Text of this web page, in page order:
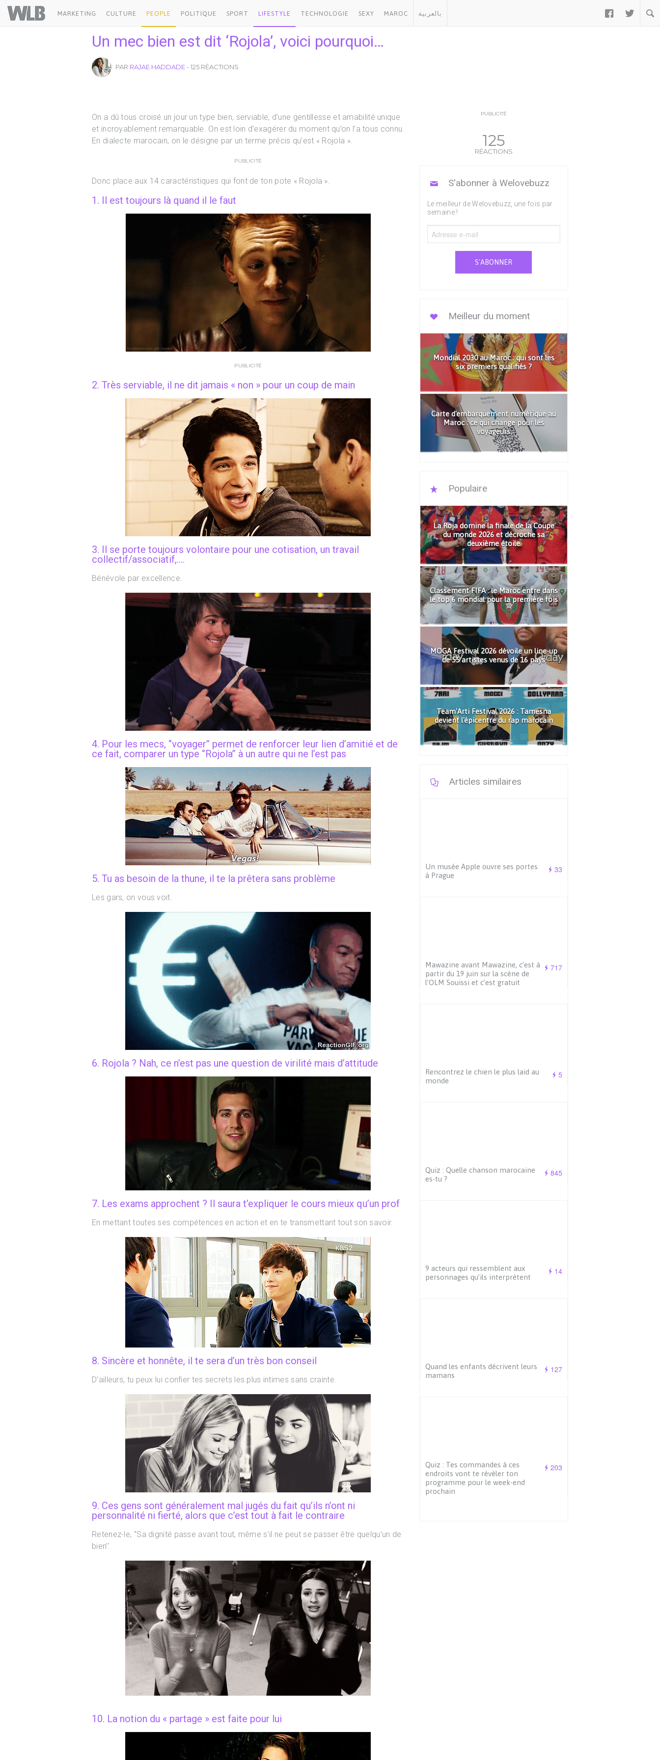
Welovebuzz
MARKETING CULTURE PEOPLE POLITIQUE SPORT LIFESTYLE TECHNOLOGIE SEXY MAROC بالعربية  
Un mec bien est dit ‘Rojola’, voici pourquoi…
PAR RAJAE HADDADE - 125 RÉACTIONS
On a dû tous croisé un jour un type bien, serviable, d’une gentillesse et amabilité unique
et incroyablement remarquable. On est loin d’exagérer du moment qu’on l’a tous connu.
En dialecte marocain, on le désigne par un terme précis qu’est « Rojola ».
PUBLICITÉ
Donc place aux 14 caractéristiques qui font de ton pote « Rojola ».
1. Il est toujours là quand il le faut
PUBLICITÉ
2. Très serviable, il ne dit jamais « non » pour un coup de main
3. Il se porte toujours volontaire pour une cotisation, un travail
collectif/associatif,….
Bénévole par excellence.
4. Pour les mecs, ‘’voyager’’ permet de renforcer leur lien d’amitié et de
ce fait, comparer un type ‘’Rojola’’ à un autre qui ne l’est pas
5. Tu as besoin de la thune, il te la prêtera sans problème
Les gars, on vous voit.
6. Rojola ? Nah, ce n’est pas une question de virilité mais d’attitude
7. Les exams approchent ? Il saura t’expliquer le cours mieux qu’un prof
En mettant toutes ses compétences en action et en te transmettant tout son savoir.
8. Sincère et honnête, il te sera d’un très bon conseil
D’ailleurs, tu peux lui confier tes secrets les plus intimes sans crainte.
9. Ces gens sont généralement mal jugés du fait qu’ils n’ont ni
personnalité ni fierté, alors que c’est tout à fait le contraire
Retenez-le, ‘’Sa dignité passe avant tout, même s’il ne peut se passer être quelqu’un de
bien’’.
10. La notion du « partage » est faite pour lui
PUBLICITÉ
125
RÉACTIONS
S'abonner à Welovebuzz
Le meilleur de Welovebuzz, une fois par
semaine !
S'ABONNER
Meilleur du moment
Mondial 2030 au Maroc : qui sont les
six premiers qualifiés ?
Carte d'embarquement numérique au
Maroc : ce qui change pour les
voyageurs
Populaire
La Roja domine la finale de la Coupe
du monde 2026 et décroche sa
deuxième étoile
Classement FIFA : le Maroc entre dans
le top 6 mondial pour la première fois
MOGA Festival 2026 dévoile un line-up
de 55 artistes venus de 16 pays
Team'Arti Festival 2026 : Tamesna
devient l'épicentre du rap marocain
Articles similaires
33
Un musée Apple ouvre ses portes
à Prague
717
Mawazine avant Mawazine, c’est à
partir du 19 juin sur la scène de
l’OLM Souissi et c’est gratuit
5
Rencontrez le chien le plus laid au
monde
845
Quiz : Quelle chanson marocaine
es-tu ?
14
9 acteurs qui ressemblent aux
personnages qu’ils interprètent
127
Quand les enfants décrivent leurs
mamans
203
Quiz : Tes commandes à ces
endroits vont te révéler ton
programme pour le week-end
prochain